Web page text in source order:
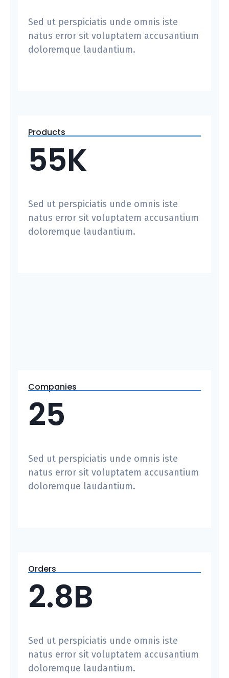
Sed ut perspiciatis unde omnis iste
natus error sit voluptatem accusantium
doloremque laudantium.
Products
55K
Sed ut perspiciatis unde omnis iste
natus error sit voluptatem accusantium
doloremque laudantium.
Companies
25
Sed ut perspiciatis unde omnis iste
natus error sit voluptatem accusantium
doloremque laudantium.
Orders
2.8B
Sed ut perspiciatis unde omnis iste
natus error sit voluptatem accusantium
doloremque laudantium.